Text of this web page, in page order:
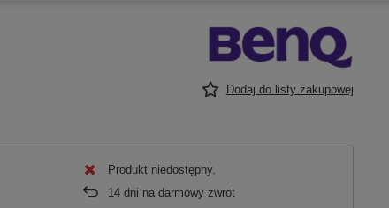
Dodaj do listy zakupowej
Produkt niedostępny
14 dni na darmowy zwrot